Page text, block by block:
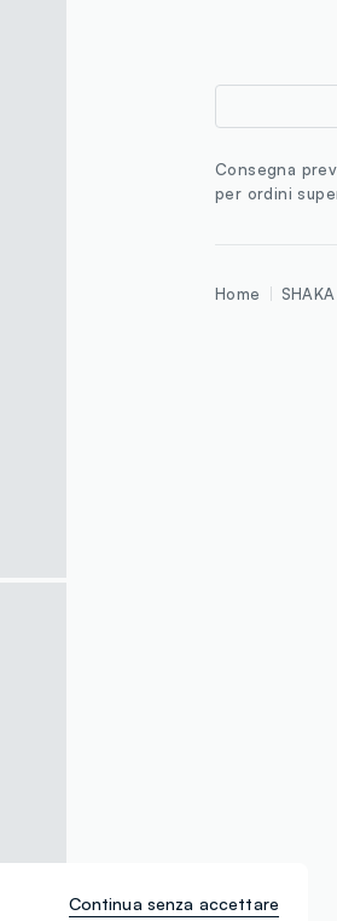
Consegna
per ordini
Home SHAKA
Continua senza accettare